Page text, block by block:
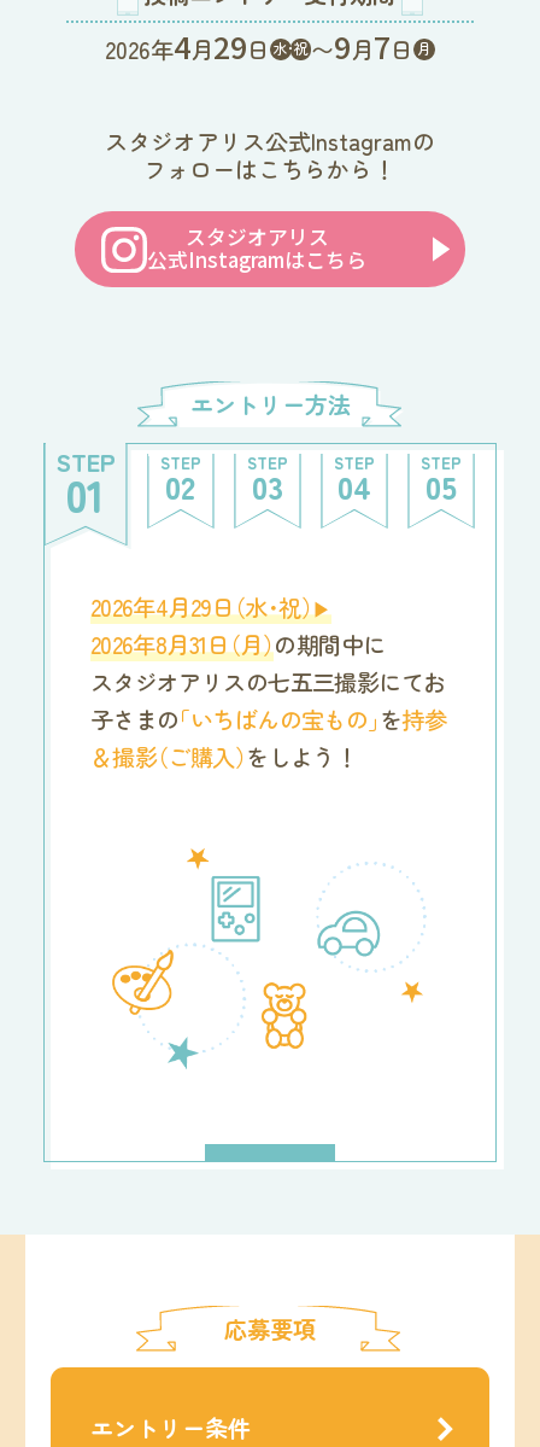
2026年4月29日 水･祝〜9月7日月
スタジオアリス公式Instagramの
フォローはこちらから！
スタジオアリス
公式Instagramはこちら
エントリー方法
STEP
01 STEP
02
STEP
03
STEP
04
STEP
05
2026年4月29日（水･祝）▶
2026年8月31日（月）の期間中に
スタジオアリスの七五三撮影にてお
子さまの「いちばんの宝もの 」を持参
＆撮影（ご購入）をしよう！
応募要項
エントリー条件